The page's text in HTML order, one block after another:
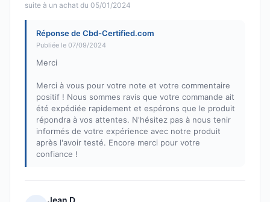
suite à un achat du 05/01/2024
Réponse de Cbd-Certified.com
Publiée le 07/09/2024
Merci
Merci à vous pour votre note et votre commentaire
positif ! Nous sommes ravis que votre commande ait
été expédiée rapidement et espérons que le produit
répondra à vos attentes. N'hésitez pas à nous tenir
informés de votre expérience avec notre produit
après l'avoir testé. Encore merci pour votre
confiance !